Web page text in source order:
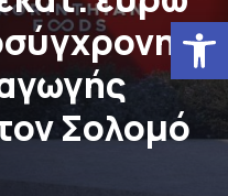
Σολομό